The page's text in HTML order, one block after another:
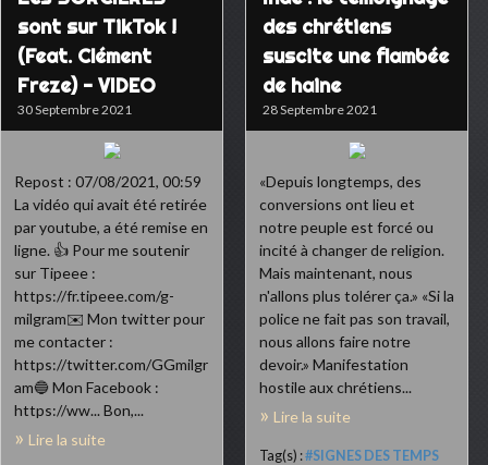
sont sur TikTok !
(Feat. Clément
Freze) - VIDEO
30 Septembre 2021
Repost : 07/08/2021, 00:59
La vidéo qui avait été retirée
par youtube, a été remise en
ligne. 👍 Pour me soutenir
sur Tipeee :
https://fr.tipeee.com/g-
milgram✉️ Mon twitter pour
me contacter :
https://twitter.com/GGmilgr
am🔵 Mon Facebook :
https://ww... Bon,...
Lire la suite
des chrétiens
suscite une flambée
de haine
28 Septembre 2021
«Depuis longtemps, des
conversions ont lieu et
notre peuple est forcé ou
incité à changer de religion.
Mais maintenant, nous
n'allons plus tolérer ça.» «Si la
police ne fait pas son travail,
nous allons faire notre
devoir.» Manifestation
hostile aux chrétiens...
Lire la suite
Tag(s) :#SIGNES DES TEMPS